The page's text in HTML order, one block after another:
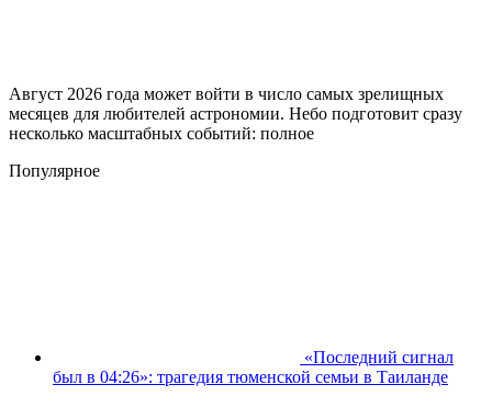
Август 2026 года может войти в число самых зрелищных
месяцев для любителей астрономии. Небо подготовит сразу
несколько масштабных событий: полное
Популярное
«Последний сигнал
был в 04:26»: трагедия тюменской семьи в Таиланде